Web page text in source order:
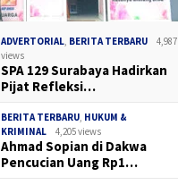
ADVERTORIAL BERITA TERBARU
4,987
views
SPA 129 Surabaya Hadirkan
Pijat Refleksi…
BERITA TERBARU HUKUM &
KRIMINAL
4,205 views
Ahmad Sopian di Dakwa
Pencucian Uang Rp1…